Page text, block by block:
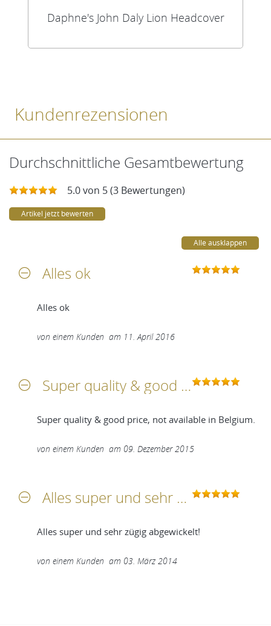
Daphne's John Daly Lion Headcover
Kundenrezensionen
Durchschnittliche Gesamtbewertung
5.0 von 5 (3 Bewertungen)
Artikel jetzt bewerten
Alle ausklappen
Alles ok
Alles ok
von einem Kunden am 11. April 2016
Super quality & good price, not available in Belgium
Super quality & good price, not available in Belgium.
von einem Kunden am 09. Dezember 2015
Alles super und sehr zügig abgewickelt!
Alles super und sehr zügig abgewickelt!
von einem Kunden am 03. März 2014